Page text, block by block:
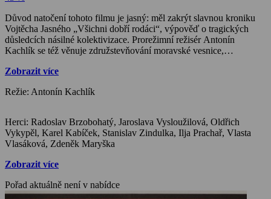
Důvod natočení tohoto filmu je jasný: měl zakrýt slavnou kroniku
Vojtěcha Jasného „Všichni dobří rodáci“, výpověď o tragických
důsledcích násilné kolektivizace. Prorežimní režisér Antonín
Kachlík se též věnuje združstevňování moravské vesnice,
pohledu zdůrazňuje nadějné vyhlídky vedoucí ke šťastné
budou sloužit k užitku všemu dělnému lidu… Stejně jako u Jasného
pozvolna přiznává výhody společného hospodaření. Narozdíl od
poetického rozšafnosti i jadrnosti Jasného kroniky tu však narážíme
na hlomozné pozérství.
Zobrazit více
Režie: Antonín Kachlík
Herci: Radoslav Brzobohatý, Jaroslava Vysloužilová, Oldřich
Vykypěl, Karel Kabíček, Stanislav Zindulka, Ilja Prachař, Vlasta
Vlasáková, Zdeněk Maryška
Zobrazit více
Pořad aktuálně není v nabídce